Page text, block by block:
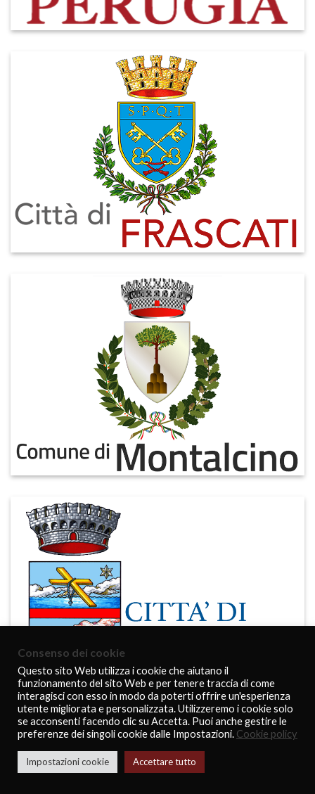
Consenso dei cookie
Questo sito Web utilizza i cookie che aiutano il
funzionamento del sito Web e per tenere traccia di come
interagisci con esso in modo da poterti offrire un'esperienza
utente migliorata e personalizzata. Utilizzeremo i cookie solo
se acconsenti facendo clic su Accetta. Puoi anche gestire le
preferenze dei singoli cookie dalle Impostazioni. Cookie policy
Impostazioni cookie Accettare tutto